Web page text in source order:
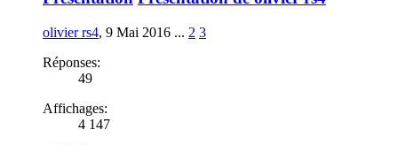
olivier rs4, 9 Mai 2016 ... 2 3
Réponses:
49
Affichages:
4 147